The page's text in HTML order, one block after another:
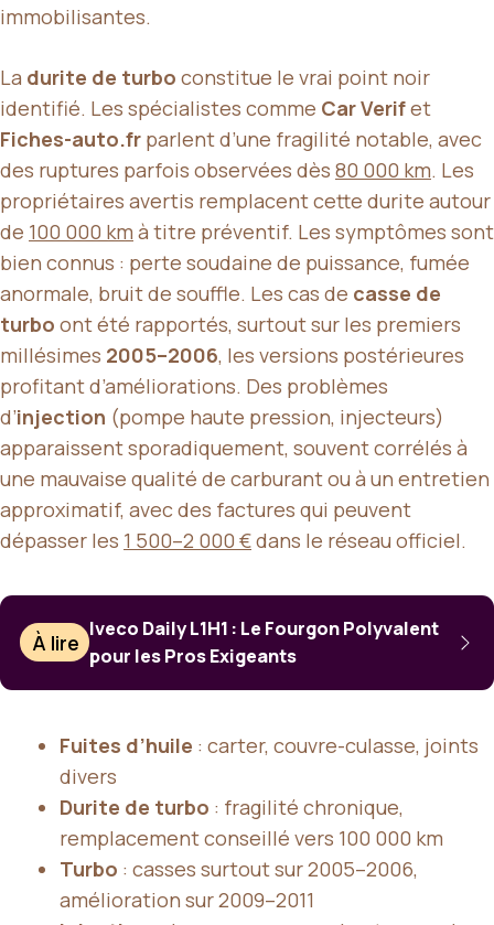
immobilisantes.
La durite de turbo constitue le vrai point noir
identifié. Les spécialistes comme Car Verifet
Fiches-auto.fr parlent d’une fragilité notable, avec
des ruptures parfois observées dès 80 000 km. Les
propriétaires avertis remplacent cette durite autour
de 100 000 km à titre préventif. Les symptômes sont
bien connus : perte soudaine de puissance, fumée
anormale, bruit de souffle. Les cas de casse de
turbo ont été rapportés, surtout sur les premiers
millésimes 2005–2006, les versions postérieures
profitant d’améliorations. Des problèmes
d’injection (pompe haute pression, injecteurs)
apparaissent sporadiquement, souvent corrélés à
une mauvaise qualité de carburant ou à un entretien
approximatif, avec des factures qui peuvent
dépasser les 1 500–2 000 €dans le réseau officiel.
À lire
Iveco Daily L1H1 : Le Fourgon Polyvalent
pour les Pros Exigeants
Fuites d’huile : carter, couvre-culasse, joints
divers
Durite de turbo : fragilité chronique,
remplacement conseillé vers 100 000 km
Turbo : casses surtout sur 2005–2006,
amélioration sur 2009–2011